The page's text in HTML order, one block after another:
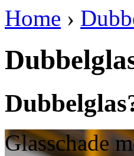
Home ›
Glasschade